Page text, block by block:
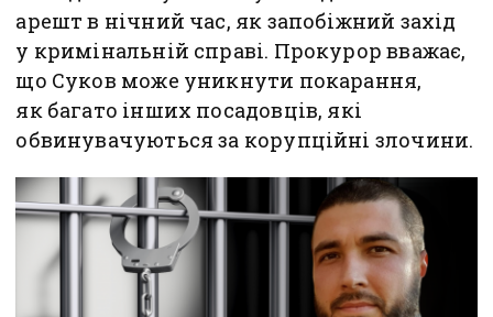
арешт в нічний час, як запобіжний захід
у кримінальній справі. Прокурор вважає,
що Суков може уникнути покарання,
як багато інших посадовців, які
обвинувачуються за корупційні злочини.